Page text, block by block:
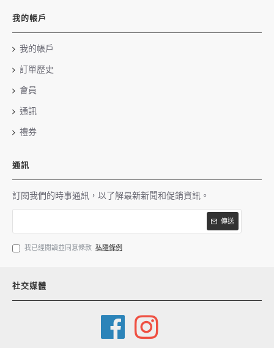
我的帳戶
我的帳戶
訂單歷史
會員
通訊
禮券
通訊
訂閱我們的時事通訊，以了解最新新聞和促銷資訊。
傳送
我已經閱讀並同意條款 私隱條例
社交媒體